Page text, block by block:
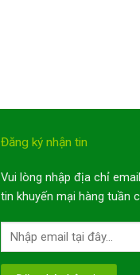
Đăng ký nhận tin
Vui lòng nhập địa chỉ
tin khuyến mại hàng tuần